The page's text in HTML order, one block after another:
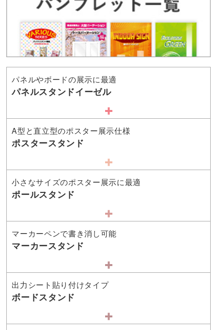
パネルやボードの展示に最適
パネルスタンドイーゼル
A型と直立型のポスター展示仕様
ポスタースタンド
小さなサイズのポスター展示に最適
ポールスタンド
マーカーペンで書き消し可能
マーカースタンド
出力シート貼り付けタイプ
ボードスタンド